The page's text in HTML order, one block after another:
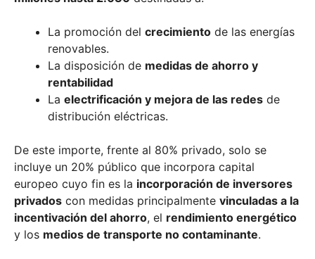
La promoción del crecimiento de las energías
renovables.
La disposición de medidas de ahorro y
rentabilidad
La electrificación y mejora de las redes de
distribución eléctricas.
De este importe, frente al 80% privado, solo se
incluye un 20% público que incorpora capital
europeo cuyo fin es la incorporación de inversores
privados con medidas principalmente vinculadas a la
incentivación del ahorro, el rendimiento energético
y los medios de transporte no contaminante.